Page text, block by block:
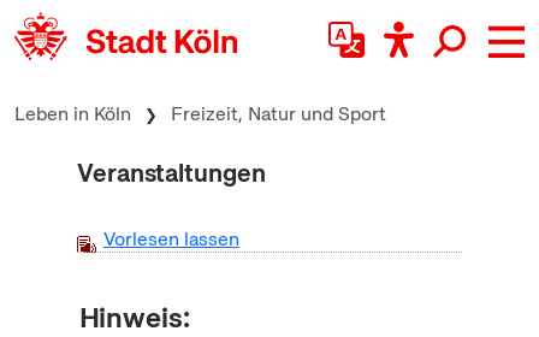
zum Inhalt springen
Leben in Köln Freizeit, Natur und Sport
Veranstaltungen
Vorlesen lassen
Hinweis: